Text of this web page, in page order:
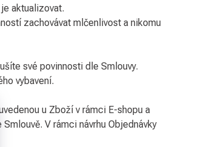
aktualizovat.
zachovávat mlčenlivost a nikomu
své povinnosti dle Smlouvy.
vybavení.
u Zboží v rámci E-shopu a
V rámci návrhu Objednávky